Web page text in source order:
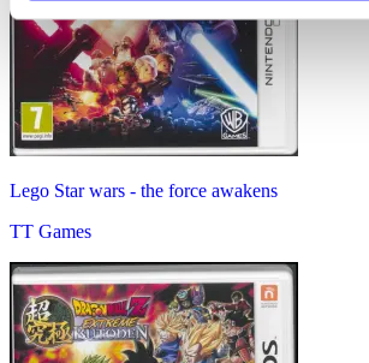
Lego Star wars - the force awakens
TT Games